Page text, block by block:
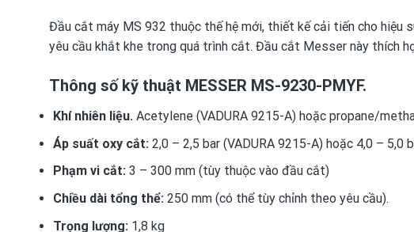
Đầu cắt máy MS 932 thuộc thế hệ mới, thiết kế cải tiến cho
yêu cầu khắt khe trong quá trình cắt. Đầu cắt Messer này thích
Thông số kỹ thuật MESSER MS-9230-PMYF.
Khí nhiên liệu.Acetylene (VADURA 9215-A) hoặc propane/
Áp suất oxy cắt:2,0 – 2,5 bar (VADURA 9215-A) hoặc 4,0 – 5,0
Phạm vi cắt:3 – 300 mm (tùy thuộc vào đầu cắt)
Chiều dài tổng thể:250 mm (có thể tùy chỉnh theo yêu cầu).
Trọng lượng:1,8 kg